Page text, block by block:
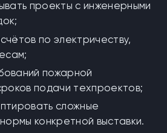
проекты с инженерными
по электричеству,
пожарной
подачи техпроектов;
сложные
конкретной выставки.